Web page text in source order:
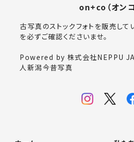
on+co（オンコ
古写真のストックフォトを販売して
を必ずご確認くださいませ。
Powered by 株式会社NEPPU
人新潟今昔写真